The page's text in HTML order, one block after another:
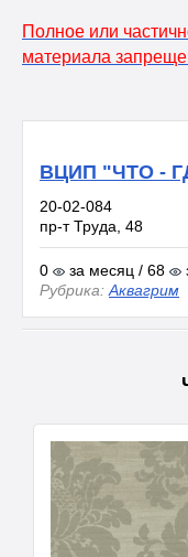
Полное или
материала
ВЦИП "ЧТО -
20-02-084
пр-т Труда, 48
0 за месяц / 68
Рубрика:Аквагрим